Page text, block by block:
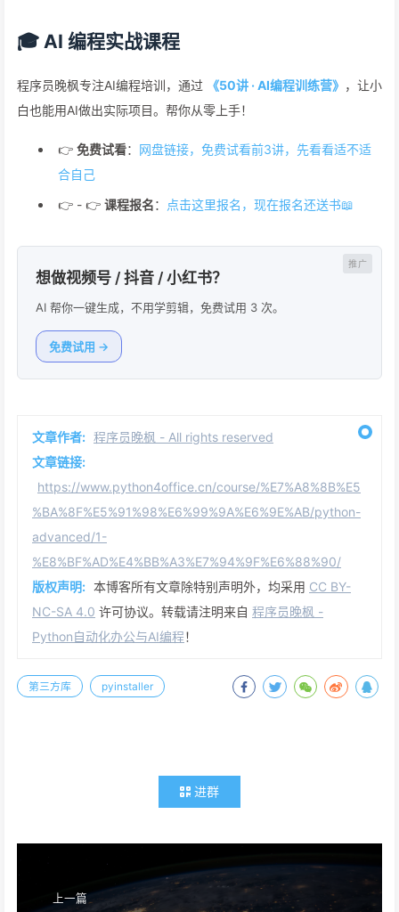
🎓 AI 编程实战课程
程序员晚枫专注AI编程培训，通过 《50讲 · AI编程训练营》 ，让小
白也能用AI做出实际项目。帮你从零上手！
👉 免费试看： 网盘链接，免费试看前3讲，先看看适不适
合自己
👉 - 👉 课程报名： 点击这里报名，现在报名还送书📖
想做视频号 / 抖音 / 小红书？
AI 帮你一键生成，不用学剪辑，免费试用 3 次。
免费试用 →
文章作者: 程序员晚枫 - All rights reserved
文章链接:
https://www.python4office.cn/course/%E7%A8%8B%E5
%BA%8F%E5%91%98%E6%99%9A%E6%9E%AB/python-
advanced/1-
%E8%BF%AD%E4%BB%A3%E7%94%9F%E6%88%90/
版权声明: 本博客所有文章除特别声明外，均采用 CC BY-
NC-SA 4.0 许可协议。转载请注明来自 程序员晚枫 -
Python自动化办公与AI编程！
第三方库 pyinstaller
进群
上一篇